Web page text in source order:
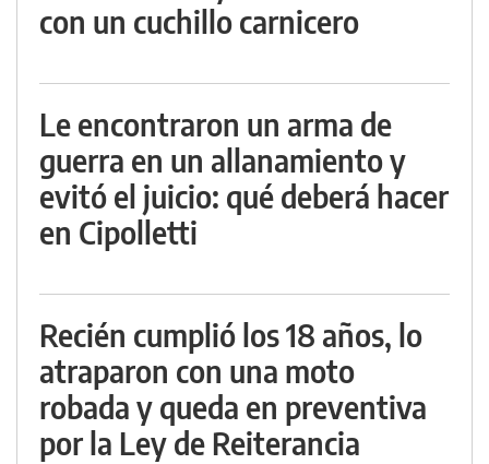
con un cuchillo carnicero
Le encontraron un arma de
guerra en un allanamiento y
evitó el juicio: qué deberá hacer
en Cipolletti
Recién cumplió los 18 años, lo
atraparon con una moto
robada y queda en preventiva
por la Ley de Reiterancia